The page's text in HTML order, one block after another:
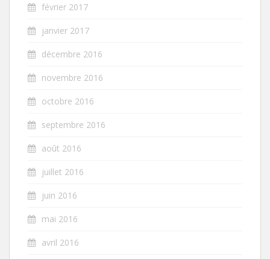
février 2017
janvier 2017
décembre 2016
novembre 2016
octobre 2016
septembre 2016
août 2016
juillet 2016
juin 2016
mai 2016
avril 2016